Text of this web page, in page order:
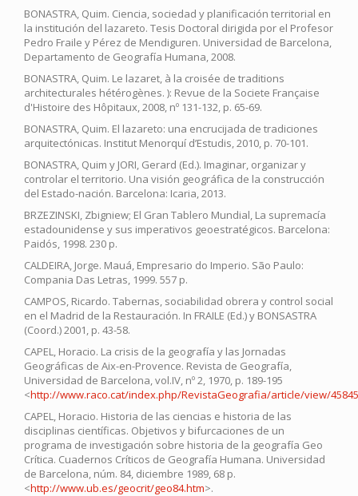
BONASTRA, Quim. Ciencia, sociedad y planificación territorial en
la institución del lazareto. Tesis Doctoral dirigida por el Profesor
Pedro Fraile y Pérez de Mendiguren. Universidad de Barcelona,
Departamento de Geografía Humana, 2008.
BONASTRA, Quim. Le lazaret, à la croisée de traditions
architecturales hétérogènes. ): Revue de la Societe Française
d'Histoire des Hôpitaux, 2008, nº 131-132, p. 65-69.
BONASTRA, Quim. El lazareto: una encrucijada de tradiciones
arquitectónicas. Institut Menorquí d’Estudis, 2010, p. 70-101.
BONASTRA, Quim y JORI, Gerard (Ed.). Imaginar, organizar y
controlar el territorio. Una visión geográfica de la construcción
del Estado-nación. Barcelona: Icaria, 2013.
BRZEZINSKI, Zbigniew; El Gran Tablero Mundial, La supremacía
estadounidense y sus imperativos geoestratégicos. Barcelona:
Paidós, 1998. 230 p.
CALDEIRA, Jorge. Mauá, Empresario do Imperio. São Paulo:
Compania Das Letras, 1999. 557 p.
CAMPOS, Ricardo. Tabernas, sociabilidad obrera y control social
en el Madrid de la Restauración. In FRAILE (Ed.) y BONSASTRA
(Coord.) 2001, p. 43-58.
CAPEL, Horacio. La crisis de la geografía y las Jornadas
Geográficas de Aix-en-Provence. Revista de Geografía,
Universidad de Barcelona, vol.IV, nº 2, 1970, p. 189-195
<http://www.raco.cat/index.php/RevistaGeografia/article/view/
CAPEL, Horacio. Historia de las ciencias e historia de las
disciplinas científicas. Objetivos y bifurcaciones de un
programa de investigación sobre historia de la geografía Geo
Crítica. Cuadernos Críticos de Geografía Humana. Universidad
de Barcelona, núm. 84, diciembre 1989, 68 p.
<http://www.ub.es/geocrit/geo84.htm>.